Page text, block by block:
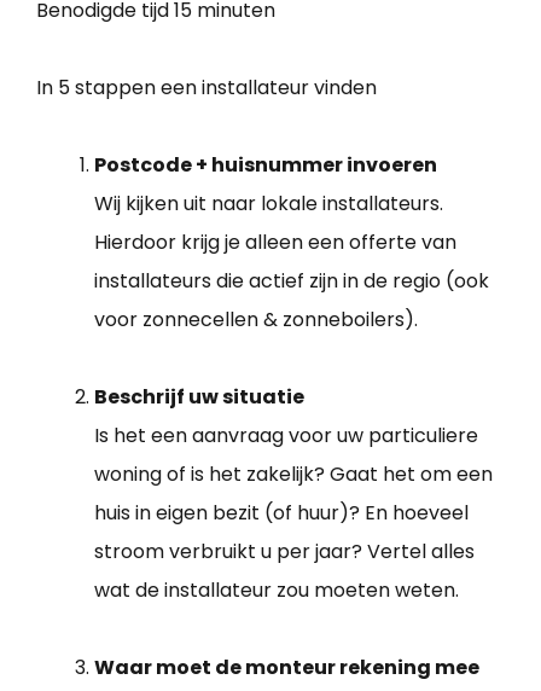
Benodigde tijd15 minuten
In 5 stappen een installateur vinden
Postcode + huisnummer invoeren
Wij kijken uit naar lokale installateurs.
Hierdoor krijg je alleen een offerte van
installateurs die actief zijn in de regio (ook
voor zonnecellen & zonneboilers).
Beschrijf uw situatie
Is het een aanvraag voor uw particuliere
woning of is het zakelijk? Gaat het om een
huis in eigen bezit (of huur)? En hoeveel
stroom verbruikt u per jaar? Vertel alles
wat de installateur zou moeten weten.
Waar moet de monteur rekening mee